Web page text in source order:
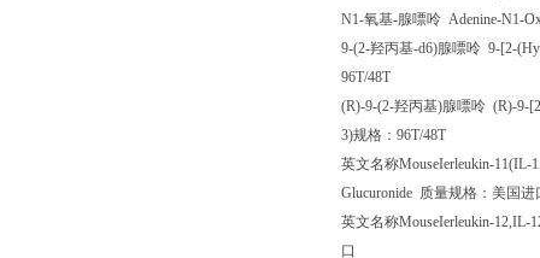
N1-氧基-腺嘌呤 Adenine-N1-
9-(2-羟丙基-d6)腺嘌呤 9-[2-
96T/48T
(R)-9-(2-羟丙基)腺嘌呤 (R)-9-
3)规格： 96T/48T
英文名称MouseIerleukin-11(IL-
Glucuronide 质量规格：美国进
英文名称MouseIerleukin-12,IL-
口